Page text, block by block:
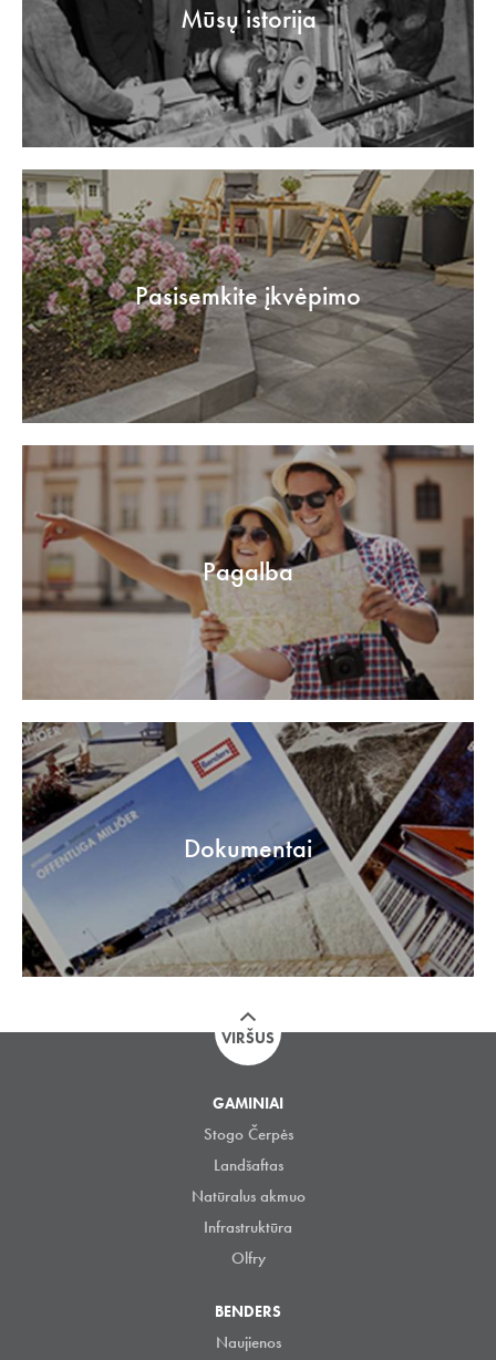
Mūsų istorija
Pasisemkite įkvėpimo
Pagalba
Dokumentai
VIRŠUS
GAMINIAI
Stogo Čerpės
Landšaftas
Natūralus akmuo
Infrastruktūra
Olfry
BENDERS
Naujienos